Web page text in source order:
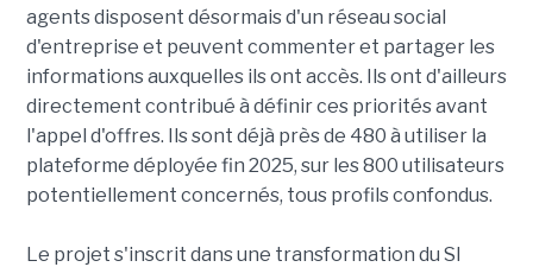
agents disposent désormais d'un réseau social
d'entreprise et peuvent commenter et partager les
informations auxquelles ils ont accès. Ils ont d'ailleurs
directement contribué à définir ces priorités avant
l'appel d'offres. Ils sont déjà près de 480 à utiliser la
plateforme déployée fin 2025, sur les 800 utilisateurs
potentiellement concernés, tous profils confondus.
Le projet s'inscrit dans une transformation du SI